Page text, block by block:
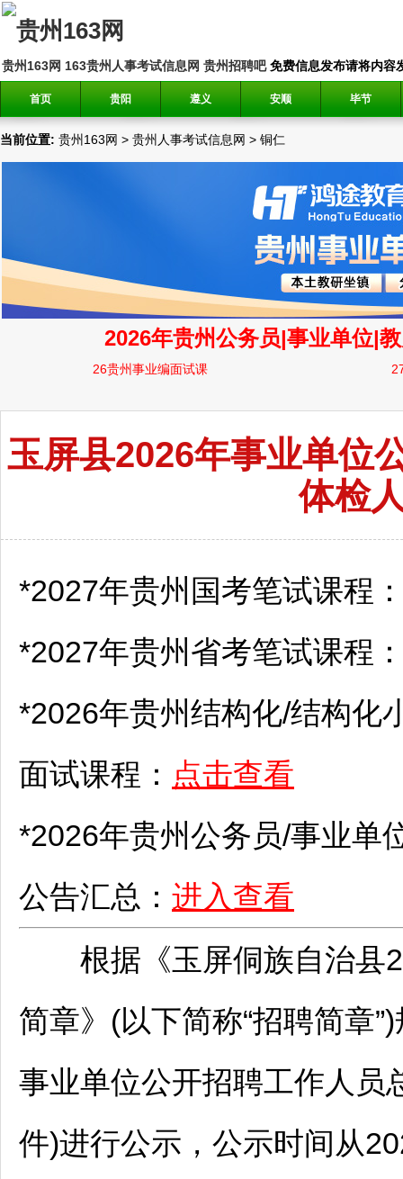
贵州163网 163贵州人事考试信息网 贵州招聘吧免费信息发布请将内容
首页 贵阳 遵义 安顺 毕节
当前位置: 贵州163网 > 贵州人事考试信息网 > 铜仁
玉屏县2026年事业单位
体检
*2027年贵州国考笔试课程
*2027年贵州省考笔试课程
*2026年贵州结构化/结构化
面试课程： 点击查看
*2026年贵州公务员/事业单
公告汇总： 进入查看
根据《玉屏侗族自治县
简章》(以下简称“招聘简章
事业单位公开招聘工作人员
件)进行公示，公示时间从